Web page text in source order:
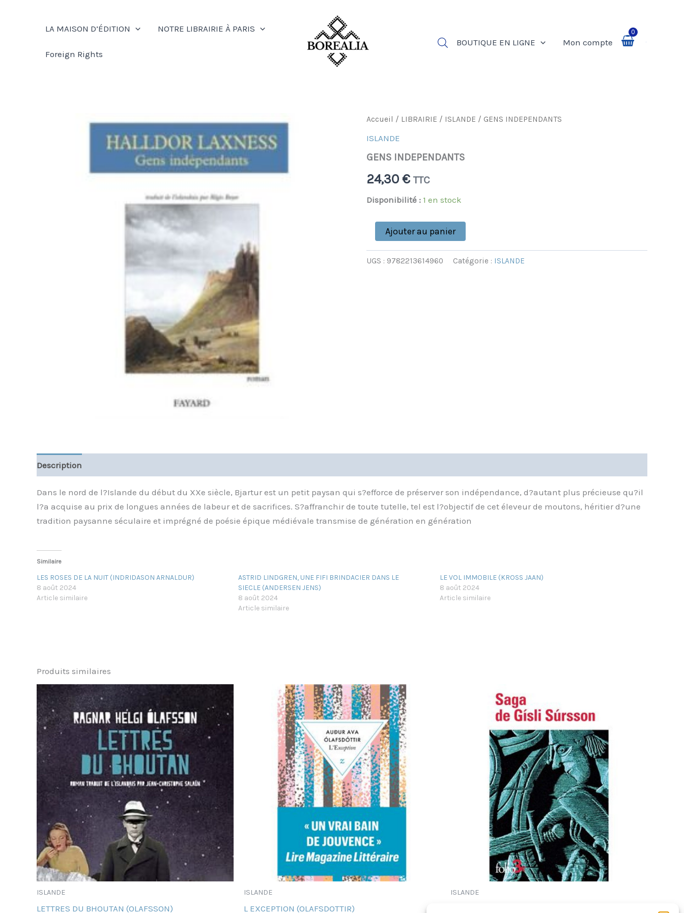
LA MAISON D’ÉDITION NOTRE LIBRAIRIE À PARIS
Foreign Rights
BOUTIQUE EN LIGNE Mon compte
0
Accueil / LIBRAIRIE / ISLANDE / GENS INDEPENDANTS
ISLANDE
GENS INDEPENDANTS
24,30 € TTC
Disponibilité : 1 en stock
quantité
GENS
Ajouter au panier
UGS : 9782213614960 Catégorie : ISLANDE
Description
Dans le nord de l?Islande du début du XXe siècle, Bjartur est un petit paysan qui s?efforce de préserver son indépendance, d?autant plus précieuse qu?il
l?a acquise au prix de longues années de labeur et de sacrifices. S?affranchir de toute tutelle, tel est l?objectif de cet éleveur de moutons, héritier d?une
tradition paysanne séculaire et imprégné de poésie épique médiévale transmise de génération en génération
Similaire
LES ROSES DE LA NUIT (INDRIDASON ARNALDUR)
8 août 2024
Article similaire
ASTRID LINDGREN, UNE FIFI BRINDACIER DANS LE
SIECLE (ANDERSEN JENS)
8 août 2024
Article similaire
LE VOL IMMOBILE (KROSS JAAN)
8 août 2024
Article similaire
Produits similaires
ISLANDE
LETTRES DU BHOUTAN (OLAFSSON)
ISLANDE
L EXCEPTION (OLAFSDOTTIR)
ISLANDE